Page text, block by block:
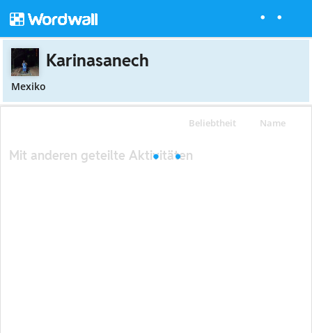
Karinasanech
Mexiko
Beliebtheit Name
Mit anderen geteilte Aktivitäten